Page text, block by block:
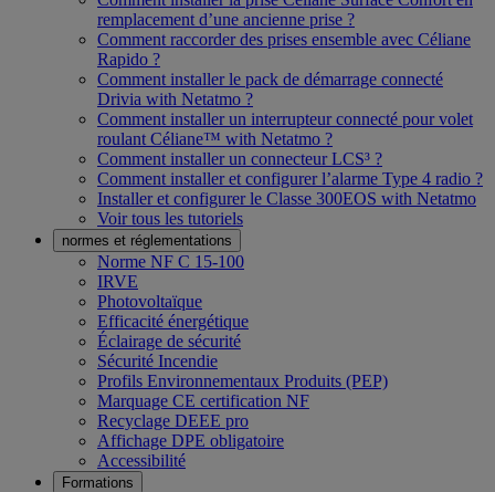
remplacement d’une ancienne prise ?
Comment raccorder des prises ensemble avec Céliane
Rapido ?
Comment installer le pack de démarrage connecté
Drivia with Netatmo ?
Comment installer un interrupteur connecté pour volet
roulant Céliane™ with Netatmo ?
Comment installer un connecteur LCS³ ?
Comment installer et configurer l’alarme Type 4 radio ?
Installer et configurer le Classe 300EOS with Netatmo
Voir tous les tutoriels
normes et réglementations
Norme NF C 15-100
IRVE
Photovoltaïque
Efficacité énergétique
Éclairage de sécurité
Sécurité Incendie
Profils Environnementaux Produits (PEP)
Marquage CE certification NF
Recyclage DEEE pro
Affichage DPE obligatoire
Accessibilité
Formations